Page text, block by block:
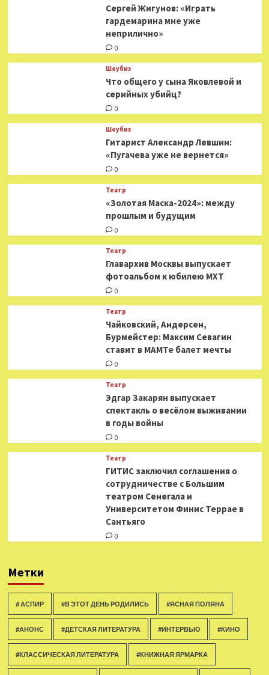
исполнитель
новом
Сергей Жигунов: «Играть
гардемарина мне уже
неприлично»
0
Шоубиз
Что общего у сына Яковлевой и
серийных убийц?
0
Шоубиз
Гитарист Александр Левшин:
«Пугачева уже не вернется»
0
Театр
«Золотая Маска-2024»: между
прошлым и будущим
0
Театр
​​Главархив Москвы выпускает
фотоальбом к юбилею МХТ
0
Театр
​​Чайковский, Андерсен,
Бурмейстер: Максим Севагин
ставит в МАМТе балет мечты
0
Театр
Эдгар Закарян выпускает
спектакль о весёлом выживании
в годы войны
0
Театр
ГИТИС заключил соглашения о
сотрудничестве с Большим
театром Сенегала и
Университетом Финис Террае в
Сантьяго
0
Метки
# АСПИР #В ЭТОТ ДЕНЬ РОДИЛИСЬ #ЯСНАЯ ПОЛЯНА
#АНОНС #ДЕТСКАЯ ЛИТЕРАТУРА #ИНТЕРВЬЮ #КИНО
#КЛАССИЧЕСКАЯ ЛИТЕРАТУРА #КНИЖНАЯ ЯРМАРКА